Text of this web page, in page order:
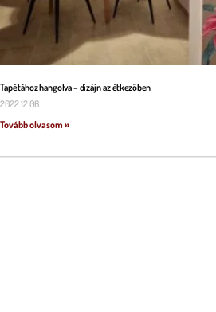
Tapétához hangolva – dizájn az étkezőben
2022.12.06.
Tovább olvasom »